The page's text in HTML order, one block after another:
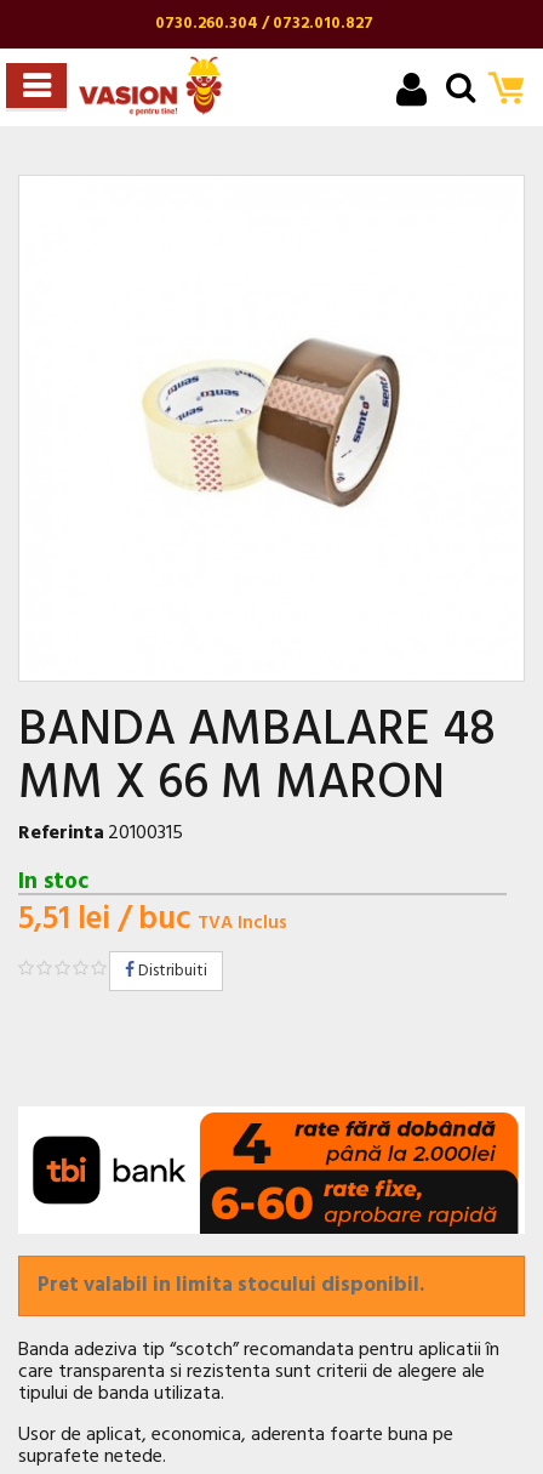
0730.260.304 / 0732.010.827
BANDA AMBALARE 48
MM X 66 M MARON
Referinta20100315
In stoc
5,51 lei/ buc TVA Inclus
Distribuiti
Pret valabil in limita stocului disponibil.
Banda adeziva tip “scotch” recomandata pentru aplicatii în
care transparenta si rezistenta sunt criterii de alegere ale
tipului de banda utilizata.
Usor de aplicat, economica, aderenta foarte buna pe
suprafete netede.